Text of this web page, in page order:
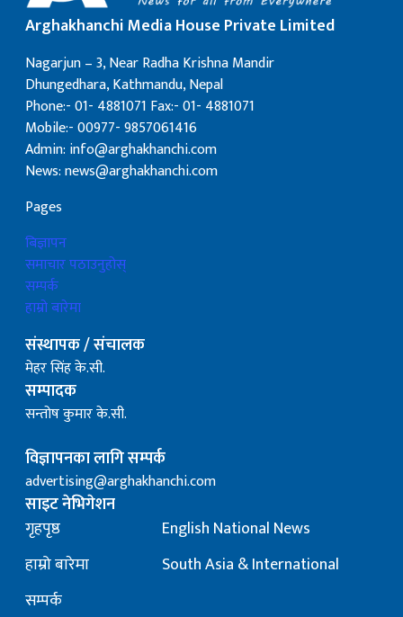
Arghakhanchi Media House Private Limited
Nagarjun – 3, Near Radha Krishna Mandir
Dhungedhara, Kathmandu, Nepal
Phone:- 01- 4881071 Fax:- 01- 4881071
Mobile:- 00977- 9857061416
Admin: info@arghakhanchi.com
News: news@arghakhanchi.com
Pages
बिज्ञापन
समाचार पठाउनुहोस्
सम्पर्क
हाम्रो बारेमा
संस्थापक / संचालक
मेहर सिंह के.सी.
सम्पादक
सन्तोष कुमार के.सी.
विज्ञापनका लागि सम्पर्क
advertising@arghakhanchi.com
साइट नेभिगेशन
गृहपृष्ठ
हाम्रो बारेमा
सम्पर्क
English National News
South Asia & International